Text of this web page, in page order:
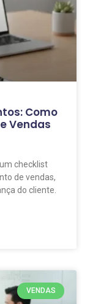
Como
Vendas
checklist
de vendas,
do cliente.
VENDAS